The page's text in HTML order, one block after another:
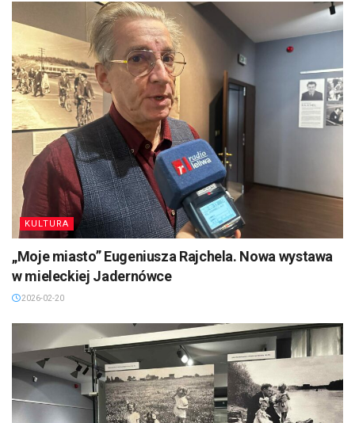
KULTURA
„Moje miasto” Eugeniusza Rajchela. Nowa wystawa
w mieleckiej Jadernówce
2026-02-20